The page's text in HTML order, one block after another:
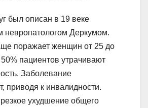
был описан в 19 веке
невропатологом Деркумом.
поражает женщин от 25 до
пациентов утрачивают
Заболевание
приводя к инвалидности.
ухудшение общего